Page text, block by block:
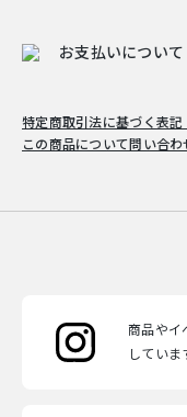
お支払いについて
特定商取引法に基づく表記
この商品について問い合わ
商品やイ
していま